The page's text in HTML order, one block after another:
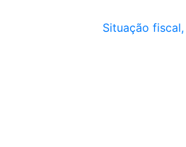
Situação